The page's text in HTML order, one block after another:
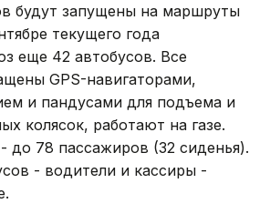
будут запущены на маршруты
текущего года
еще 42 автобусов. Все
GPS-навигаторами,
и пандусами для подъема и
колясок, работают на газе.
до 78 пассажиров (32 сиденья).
- водители и кассиры -